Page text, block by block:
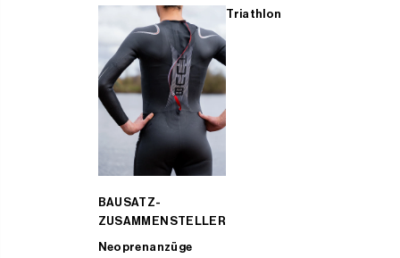
Triathlon
BAUSATZ-
ZUSAMMENSTELLER
Neoprenanzüge